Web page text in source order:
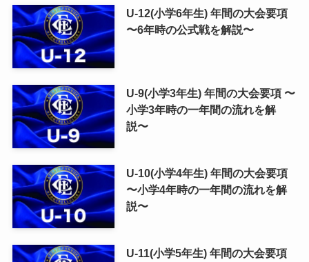
U-12(小学6年生) 年間の大会要項
〜6年時の公式戦を解説〜
U-9(小学3年生) 年間の大会要項 〜
小学3年時の一年間の流れを解
説〜
U-10(小学4年生) 年間の大会要項
〜小学4年時の一年間の流れを解
説〜
U-11(小学5年生) 年間の大会要項